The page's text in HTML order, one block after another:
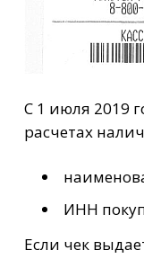
С 1 июля 2019
расчетах
ИНН
Если чек